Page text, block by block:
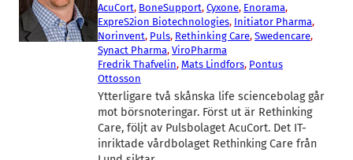
AcuCort, BoneSupport, Cyxone, Enorama
ExpreS2ion Biotechnologies, Initiator Pharma
Norinvent, Puls, Rethinking Care, Swedencare
Synact Pharma, ViroPharma
Fredrik Thafvelin, Mats Lindfors, Pontus
Ottosson
Ytterligare två skånska life sciencebolag går
mot börsnoteringar. Först ut är Rethinking
Care, följt av Pulsbolaget AcuCort. Det IT-
inriktade vårdbolaget Rethinking Care från